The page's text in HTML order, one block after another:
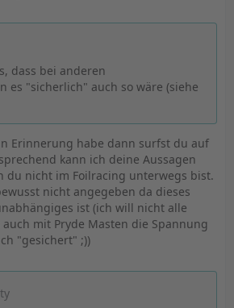
dass bei anderen
es "sicherlich" auch so wäre (siehe
Erinnerung habe dann surfst du auf
kann ich deine Aussagen
du nicht im Foilracing unterwegs bist.
nicht angegeben da dieses
ist (ich will nicht alle
mit Pryde Masten die Spannung
"gesichert" ;))